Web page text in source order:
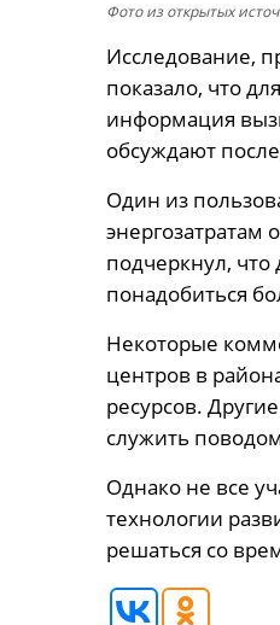
Фото из открытых
Исследование,
показало, что
информация
обсуждают
Один из
энергозатратам
подчеркнул,
понадобиться
Некоторые
центров в
ресурсов.
служить
Однако не все
технологии
решаться со